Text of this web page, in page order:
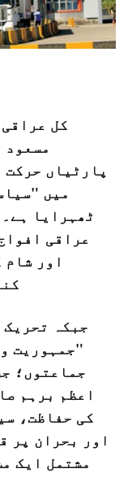
کل
پارٹیاں
میں
ٹھہرایا
عراقی
اور شام
جبکہ تحریک
"جمہوریت
جماعتوں؛
اعظم برہم
کی حفاظت،
مشتمل ایک